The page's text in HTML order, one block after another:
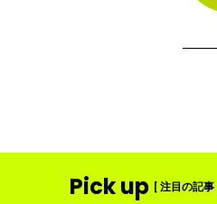
Pick up [ 注目の記事 ]